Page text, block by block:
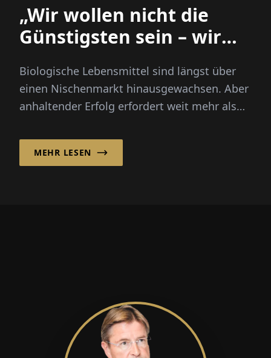
„Wir wollen nicht die
Günstigsten sein – wir
Biologische Lebensmittel sind längst über
einen Nischenmarkt hinausgewachsen. Aber
anhaltender Erfolg erfordert weit mehr als
Kroft erklärt...
MEHR LESEN